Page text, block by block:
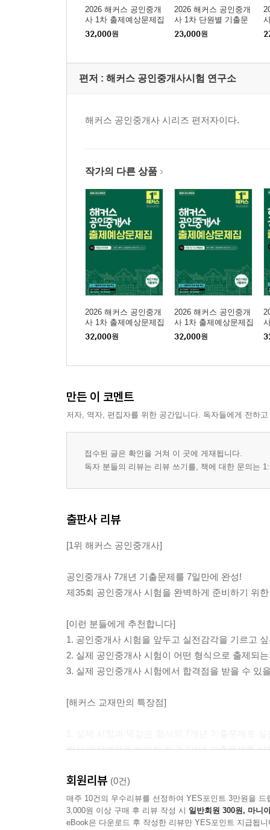
2026 해커스 공인중개
사 1차 출제예상문제집
민법 및 민사특별법(채
희대)
32,000원
2026 해커스 공인중개
사 1차 단원별 기출문
제집 민법 및 민사특별
법(채희대)
23,000원
편저 : 해커스 공인중개사시험 연구소
해커스 공인중개사 시리즈 편저자이다.
작가의 다른 상품
2026 해커스 공인중개
사 1차 출제예상문제집
부동산학개론
32,000원
2026 해커스 공인중개
사 1차 출제예상문제집
민법 및 민사특별법(양
민)
32,000원
만든 이 코멘트
저자, 역자, 편집자를 위한 공간입니다. 독자들에게 전하
접수된 글은 확인을 거쳐 이 곳에 게재됩니다.
독자 분들의 리뷰는 리뷰 쓰기를, 책에 대한 문의는
출판사 리뷰
[1위 해커스 공인중개사]
공인중개사 7개년 기출문제를 7일만에 완성!
제35회 공인중개사 시험을 완벽하게 준비하기 위
[이런 분들에게 추천합니다]
1. 공인중개사 시험을 앞두고 실전감각을 기르고
2. 실제 공인중개사 시험이 어떤 형식으로 출제되
3. 실제 공인중개사 시험에서 합격점을 받을 수 있
[해커스 교재만의 특장점]
최신 개정법령을 반영한 최근 7개년 기출문제를
2. 상세한 해설은 물론 각 지문의 OX를 표시한 친
1) 각 지문의 해설마다 표시된 OX로 해당 지문의
2) 상세하고 정확한 해설과, 풍부한 관련 법령, 판
3) 시험 총평과 모든 문제에 대한 난이도 및 출제
회원리뷰 (0건)
매주 10건의 우수리뷰를 선정하여 YES포인트 3만원을 드
3,000원 이상 구매 후 리뷰 작성 시 일반회원 300원, 마니
eBook은 다운로드 후 작성한 리뷰만 YES포인트 지급됩니